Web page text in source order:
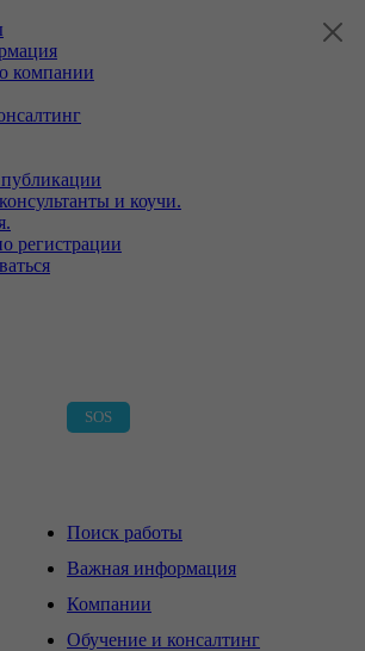
компании
и коучи.
регистрации
SOS
Поиск работы
Важная информация
Компании
Обучение и консалтинг